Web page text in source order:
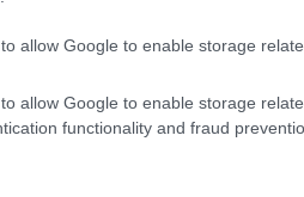
allow Google to enable storage
allow Google to enable storage
functionality and fraud
legyen a Google-találatokban!